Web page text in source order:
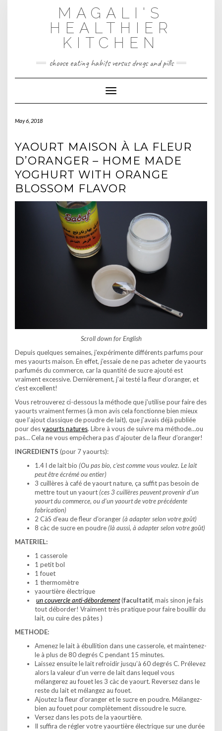
MAGALI'S
HEALTHIER
KITCHEN
choose eating habits versus drugs and pills
Toggle Navigation
May 6, 2018
YAOURT MAISON À LA FLEUR
D’ORANGER – HOME MADE
YOGHURT WITH ORANGE
BLOSSOM FLAVOR
Scroll down for English
Depuis quelques semaines, j’expérimente différents parfums pour
mes yaourts maison. En effet, j’essaie de ne pas acheter de yaourts
parfumés du commerce, car la quantité de sucre ajouté est
vraiment excessive. Dernièrement, j’ai testé la fleur d’oranger, et
c’est excellent!
Vous retrouverez ci-dessous la méthode que j’utilise pour faire des
yaourts vraiment fermes (à mon avis cela fonctionne bien mieux
que l’ajout classique de poudre de lait), que j’avais déjà publiée
pour desyaourts natures. Libre à vous de suivre ma méthode…ou
pas… Cela ne vous empêchera pas d’ajouter de la fleur d’oranger!
INGREDIENTS (pour 7 yaourts):
1.4 l de lait bio (Ou pas bio, c’est comme vous voulez. Le lait
peut être écrémé ou entier)
3 cuillères à café de yaourt nature, ça suffit pas besoin de
mettre tout un yaourt(ces 3 cuillères peuvent provenir d’un
yaourt du commerce, ou d’un yaourt de votre précédente
fabrication)
2 CàS d’eau de fleur d’oranger(à adapter selon votre goût)
8 càc de sucre en poudre(là aussi, à adapter selon votre goût)
MATERIEL:
1 casserole
1 petit bol
1 fouet
1 thermomètre
yaourtière électrique
un couvercle anti-débordement(facultatif, mais sinon je fais
tout déborder! Vraiment très pratique pour faire bouillir du
lait, ou cuire des pâtes )
METHODE:
Amenez le lait à ébullition dans une casserole, et maintenez-
le à plus de 80 degrés C pendant 15 minutes.
Laissez ensuite le lait refroidir jusqu’à 60 degrés C. Prélevez
alors la valeur d’un verre de lait dans lequel vous
mélangerez au fouet les 3 càc de yaourt. Reversez dans le
reste du lait et mélangez au fouet.
Ajoutez la fleur d’oranger et le sucre en poudre. Mélangez-
bien au fouet pour complètement dissoudre le sucre.
Versez dans les pots de la yaourtière.
Il suffira de régler votre yaourtière électrique sur une durée